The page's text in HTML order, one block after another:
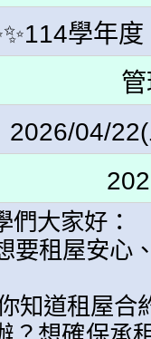
學年
2026/04/
們大家好：
知道租屋合